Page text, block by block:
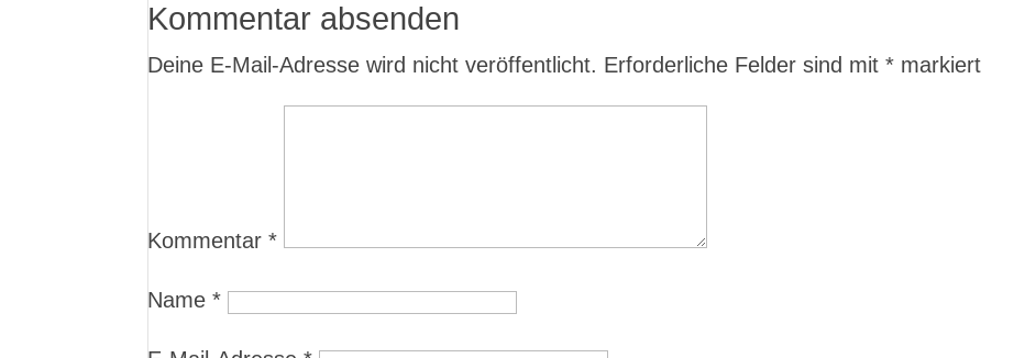
Kommentar absenden
Deine E-Mail-Adresse wird nicht veröffentlicht. Erforderliche Felder sind mit* markiert
Kommentar*
Name*